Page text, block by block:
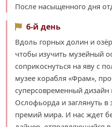
После насыщенного дня
6-й день
Вдоль горных долин и
чтобы изучить музейный
соприкоснуться на яву с
музее корабля «Фрам»,
суперсовременный
Ослофьорда и заглянуть в
премий мира. И нас ждет